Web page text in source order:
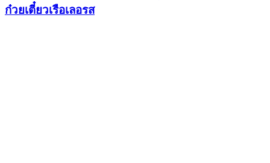
ก๋วยเตี๋ยวเรือเลอรส